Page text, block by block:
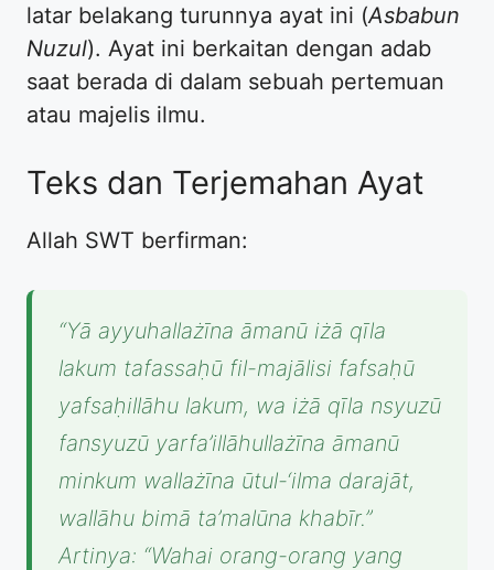
latar belakang turunnya ayat ini (Asbabun
Nuzul). Ayat ini berkaitan dengan adab
saat berada di dalam sebuah pertemuan
atau majelis ilmu.
Teks dan Terjemahan Ayat
Allah SWT berfirman:
“Yā ayyuhallażīna āmanū iżā qīla
lakum tafassaḥū fil-majālisi fafsaḥū
yafsaḥillāhu lakum, wa iżā qīla nsyuzū
fansyuzū yarfa’illāhullażīna āmanū
minkum wallażīna ūtul-‘ilma darajāt,
wallāhu bimā ta’malūna khabīr.”
Artinya: “Wahai orang-orang yang